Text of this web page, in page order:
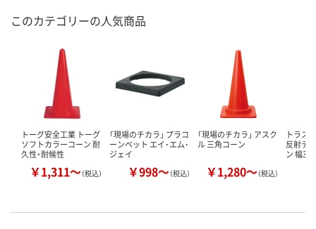
このカテゴリーの人気商品
トーグ安全工業 トーグ
ソフトカラーコーン 耐
久性・耐候性
￥1,311～（税込）
「現場のチカラ」 プラコ
ーンベット エイ･エム･
ジェイ
￥998～（税込）
「現場のチカラ」 アスク
ル 三角コーン
￥1,280～（税込）
トラス
反射テ
ン 幅